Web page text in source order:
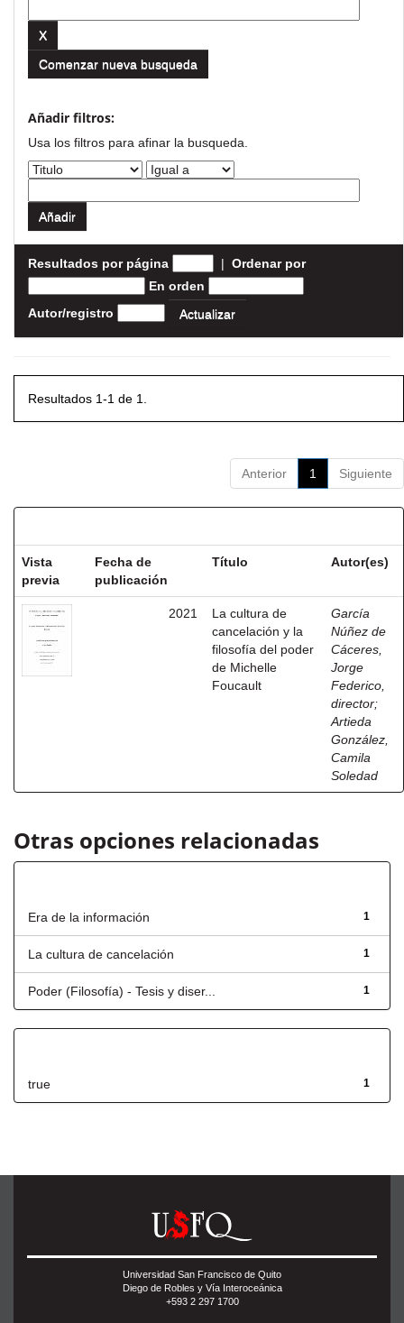
Comenzar nueva busqueda
Añadir filtros:
Usa los filtros para afinar la busqueda.
Resultados por página | Ordenar por
En orden
Autor/registro
Resultados 1-1 de 1.
Anterior 1 Siguiente
Vista
previa
Fecha de
publicación
Título Autor(es)
2021
La cultura de
cancelación y la
filosofía del poder
de Michelle
Foucault
García
Núñez de
Cáceres,
Jorge
Federico,
director;
Artieda
González,
Camila
Soledad
Otras opciones relacionadas
1
Era de la información
1
La cultura de cancelación
1
Poder (Filosofía) - Tesis y diser...
1
true
Universidad San Francisco de Quito
Diego de Robles y Vía Interoceánica
+593 2 297 1700